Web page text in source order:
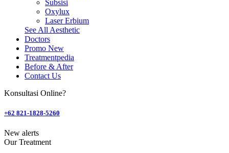
Subsisi
Oxylux
Laser Erbium
See All Aesthetic
Doctors
Promo New
Treatmentpedia
Before & After
Contact Us
Konsultasi Online?
+62 821-1828-5260
New alerts
Our Treatment